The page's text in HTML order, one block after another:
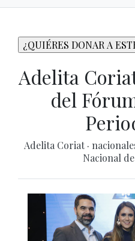
Adelita
del
Adelita Coriat ·
Nacional